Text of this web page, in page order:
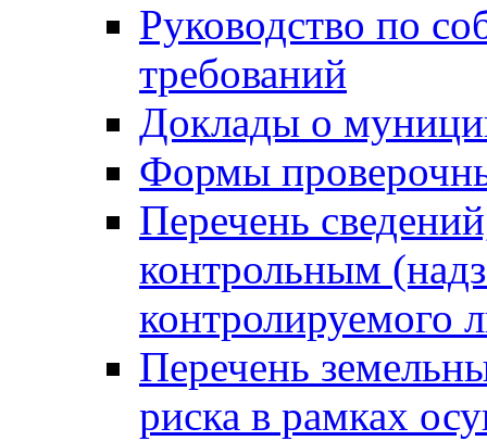
Руководство по
требований
Доклады о
Формы
Перечень
контрольным
контролируемого
Перечень
риска в рамках